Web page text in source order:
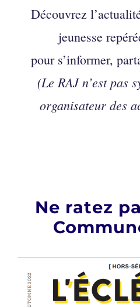
Découvrez
jeunesse
pour s’informer,
(Le RAJ n’est pas
organisateur des
Ne ratez